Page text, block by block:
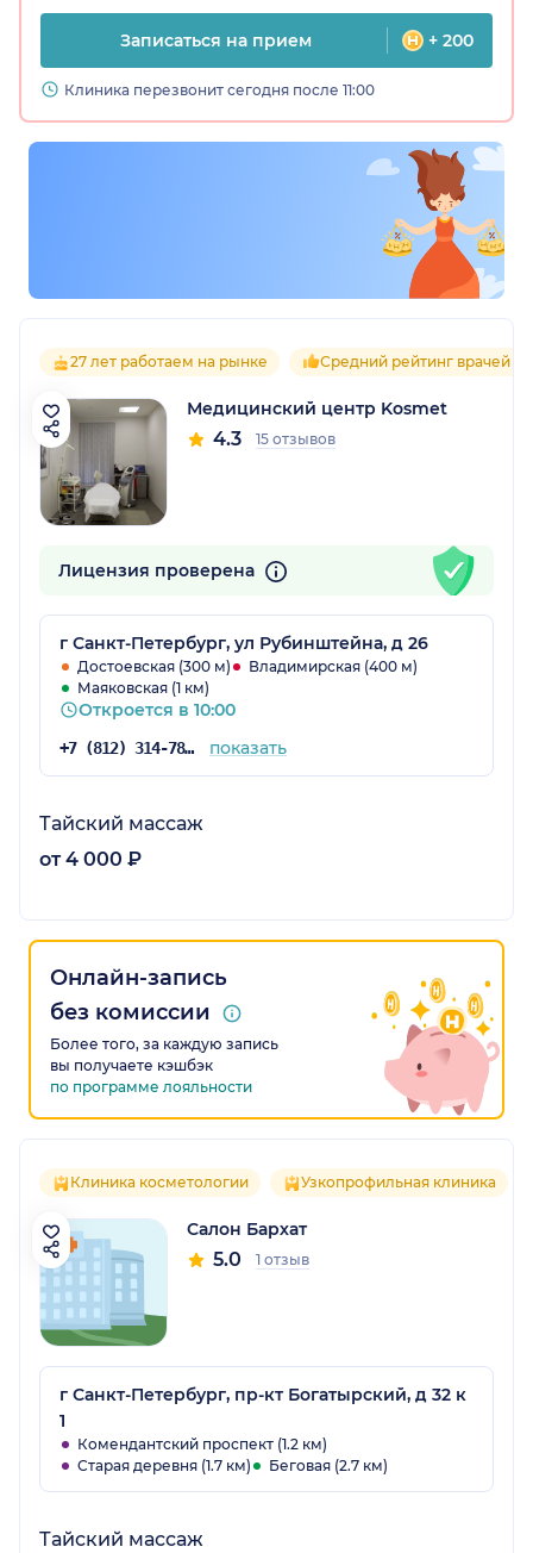
Записаться на прием + 200
Клиника перезвонит сегодня после 11:00
27 лет работаем на рынке Средний рейтинг врачей
Медицинский центр Kosmet
4.3 15 отзывов
Лицензия проверена
г Санкт-Петербург, ул Рубинштейна, д 26
Достоевская (300 м)
Владимирская (400 м)
Маяковская (1 км)
Откроется в 10:00
+7 (812) 314-78-32 показать
Тайский массаж
от 4 000 ₽
Онлайн-запись
без комиссии
Более того, за каждую запись
вы получаете кэшбэк
по программе лояльности
Клиника косметологии Узкопрофильная клиника
Салон Бархат
5.0 1 отзыв
г Санкт-Петербург, пр-кт Богатырский, д 32 к
1
Комендантский проспект (1.2 км)
Старая деревня (1.7 км)
Беговая (2.7 км)
Тайский массаж